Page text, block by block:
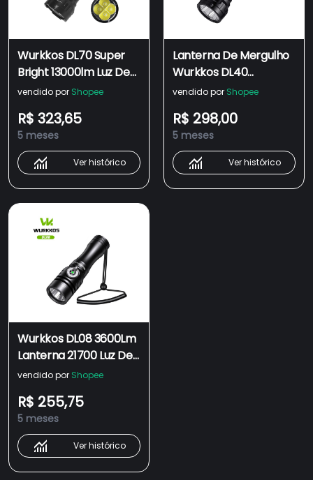
Wurkkos DL70 Super
Bright 13000lm Luz De
Mergulho 4 * Lanterna
Modos .
vendido por Shopee
R$ 323,65
5 meses
Ver histórico
Lanterna De Mergulho
Wurkkos DL40
Brilhante 5000lm Luz
90CRI 26650 IPX-8 À
Prova D'água Tocha
Subaquátic
vendido por Shopee
R$ 298,00
5 meses
Ver histórico
Wurkkos DL08 3600Lm
Lanterna 21700 Luz De
Mergulho
Spotlight + Piso + UV +
Vermelha Interruptor
Dupl
vendido por Shopee
R$ 255,75
5 meses
Ver histórico